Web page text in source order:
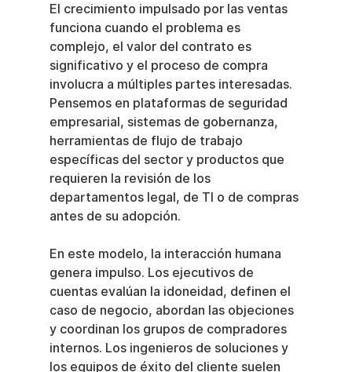
El crecimiento impulsado por las ventas
funciona cuando el problema es
complejo, el valor del contrato es
significativo y el proceso de compra
involucra a múltiples partes interesadas.
Pensemos en plataformas de seguridad
empresarial, sistemas de gobernanza,
herramientas de flujo de trabajo
específicas del sector y productos que
requieren la revisión de los
departamentos legal, de TI o de compras
antes de su adopción.
En este modelo, la interacción humana
genera impulso. Los ejecutivos de
cuentas evalúan la idoneidad, definen el
caso de negocio, abordan las objeciones
y coordinan los grupos de compradores
internos. Los ingenieros de soluciones y
los equipos de éxito del cliente suelen